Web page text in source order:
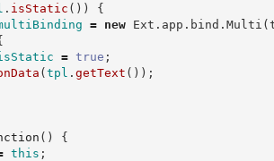
. isStatic ( ) )
{
= new Ext . app . bind . Multi (
= true ;
(tpl . getText ( ) ) ;
( )
{
this ;